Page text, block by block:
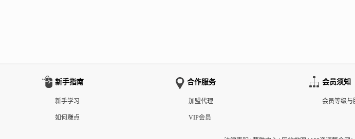
新手指南
新手学习
如何赚点
合作服务
加盟代理
VIP会员
会员须知
会员等级与